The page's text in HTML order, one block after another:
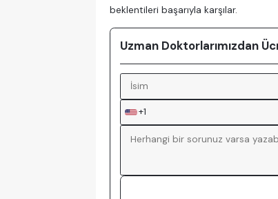
beklentileri başarıyla karşılar.
Uzman Doktorlarımızdan
+1